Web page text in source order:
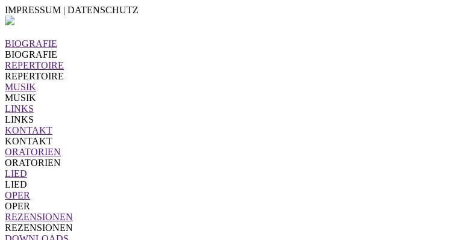
IMPRESSUM | DATENSCHUTZ
BIOGRAFIE
BIOGRAFIE
REPERTOIRE
REPERTOIRE
MUSIK
MUSIK
LINKS
LINKS
KONTAKT
KONTAKT
ORATORIEN
ORATORIEN
LIED
LIED
OPER
OPER
REZENSIONEN
REZENSIONEN